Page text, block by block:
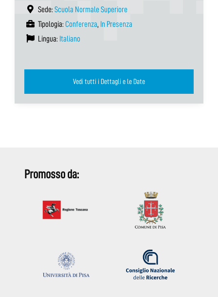
Sede: Scuola Normale Superiore
Tipologia: Conferenza, In Presenza
Lingua: Italiano
Vedi tutti i Dettagli e le Date
Promosso da: